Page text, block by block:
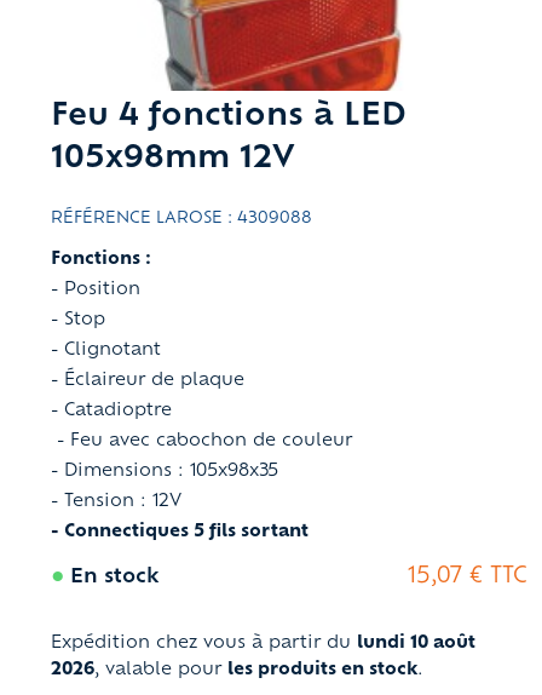
Feu 4 fonctions à LED
105x98mm 12V
RÉFÉRENCE LAROSE : 4309088
Fonctions :
- Position
- Stop
- Clignotant
- Éclaireur de plaque
- Catadioptre
- Feu avec cabochon de couleur
- Dimensions : 105x98x35
- Tension : 12V
- Connectiques 5 fils sortant
● En stock 15,07 € TTC
Expédition chez vous à partir du lundi 10 août
2026, valable pour les produits en stock.